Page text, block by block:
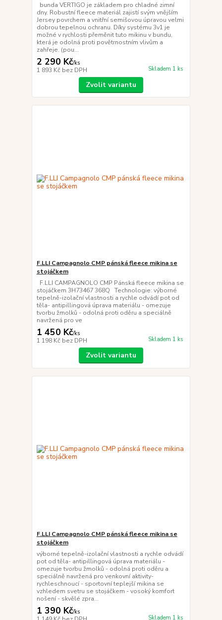
bunda VERTIGO je základem pro chladné zimní
dny. Robustní fleece materiál zajistí svým vnějším
Jersey povrchem a vnitřní semišovou úpravou velmi
dobrou tepelnou ochranu. Díky systému 3v1 je
možné v rychlosti přeměnit tuto mikinu v bundu,
která je odolná proti povětrnostním vlivům a
zahřeje. (pou...
2 290 Kč/ks
1 893 Kč bez DPH Skladem 1 ks
Zvolit variantu
F.LLI Campagnolo CMP pánská fleece mikina se
stojáčkem
F.LLI CAMPAGNOLO CMP Pánská fleece mikina se
stojáčkem 3H73467 368Q Technologie: výborné
tepelně-izolační vlastnosti a rychle odvádí pot od
těla- antipillingová úprava materiálu - omezuje
tvorbu žmolků - odolná proti oděru a speciálně
navržená pro ve
1 450 Kč/ks
1 198 Kč bez DPH Skladem 1 ks
Zvolit variantu
F.LLI Campagnolo CMP pánská fleece mikina se
stojáčkem
výborné tepelně-izolační vlastnosti a rychle odvádí
pot od těla- antipillingová úprava materiálu -
omezuje tvorbu žmolků - odolná proti oděru a
speciálně navržená pro venkovní aktivity-
rychleschnoucí - sportovní teplejší mikina se
vzhledem svetru se stojáčkem - vosoký komfort
nošení - skvělé zpra...
1 390 Kč/ks
Skladem 1 ks